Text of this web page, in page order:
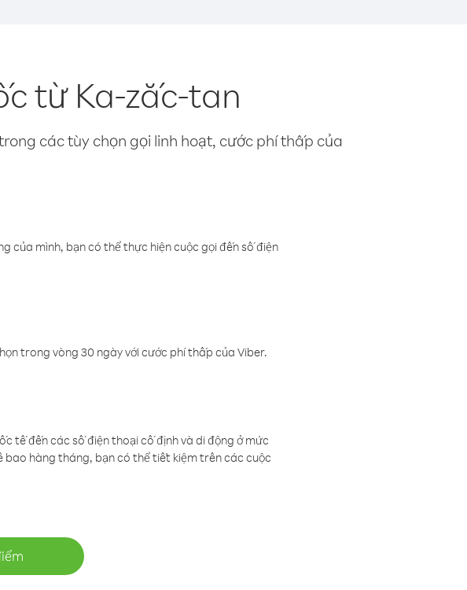
từ Ka-zắc-tan
các tùy chọn gọi linh hoạt, cước phí thấp của
của mình, bạn có thể thực hiện cuộc gọi đến số điện
trong vòng 30 ngày với cước phí thấp của Viber.
tế đến các số điện thoại cố định và di động ở mức
bao hàng tháng, bạn có thể tiết kiệm trên các cuộc